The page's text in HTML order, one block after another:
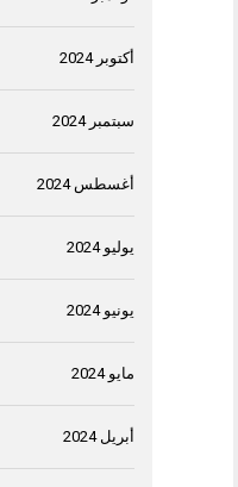
أكتوبر 2024
سبتمبر 2024
أغسطس 2024
يوليو 2024
يونيو 2024
مايو 2024
أبريل 2024